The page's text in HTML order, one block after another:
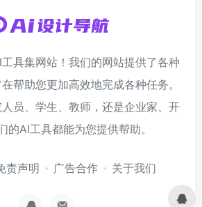
具集网站！我们的网站提供了各种
帮助您更加高效地完成各种任务。
员、学生、教师，还是企业家、开
的AI工具都能为您提供帮助。
责声明 广告合作 关于我们